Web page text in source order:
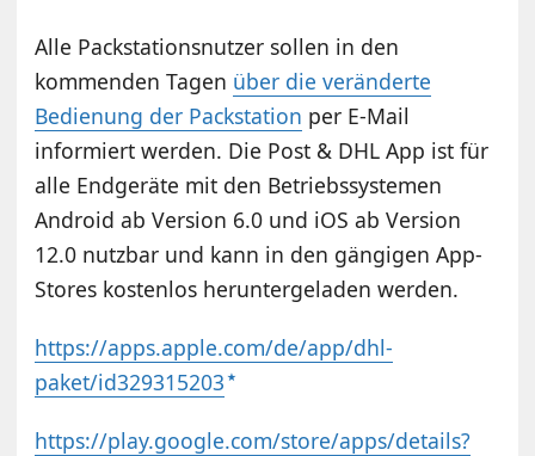
Alle Packstationsnutzer sollen in den
kommenden Tagen über die veränderte
Bedienung der Packstation per E-Mail
informiert werden. Die Post & DHL App ist für
alle Endgeräte mit den Betriebssystemen
Android ab Version 6.0 und iOS ab Version
12.0 nutzbar und kann in den gängigen App-
Stores kostenlos heruntergeladen werden.
https://apps.apple.com/de/app/dhl-
paket/id329315203
https://play.google.com/store/apps/details?